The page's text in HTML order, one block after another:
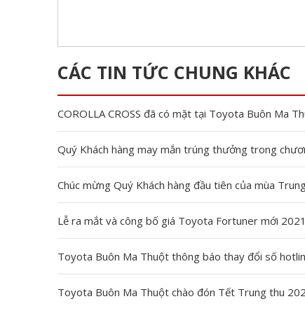
CÁC TIN TỨC CHUNG KHÁC
COROLLA CROSS đã có mặt tại Toyota Buôn Ma
Quý Khách hàng may mắn trúng thưởng trong
Chúc mừng Quý Khách hàng đầu tiên của mùa
Lễ ra mắt và công bố giá Toyota Fortuner mới 2021
Toyota Buôn Ma Thuột thông báo thay đổi số
Toyota Buôn Ma Thuột chào đón Tết Trung thu